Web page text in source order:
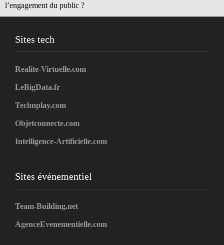
l’engagement du public ?
Sites tech
Realite-Virtuelle.com
LeBigData.fr
Technplay.com
Objetconnecte.com
Intelligence-Artificielle.com
Sites événementiel
Team-Building.net
AgenceEvenementielle.com